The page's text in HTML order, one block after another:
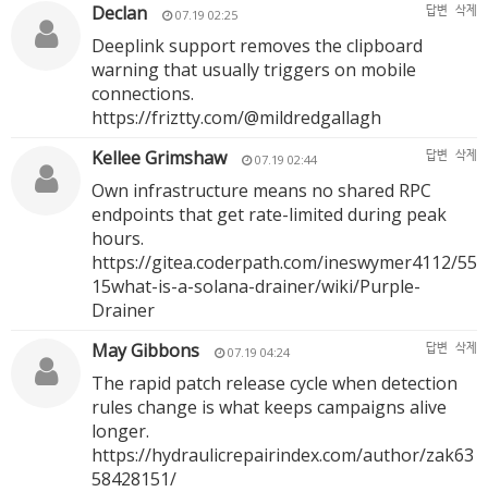
Declan
07.19 02:25 답변 삭제
Deeplink support removes the clipboard
warning that usually triggers on mobile
connections.
https://friztty.com/@mildredgallagh
Kellee Grimshaw
07.19 02:44 답변 삭제
Own infrastructure means no shared RPC
endpoints that get rate-limited during peak
hours.
https://gitea.coderpath.com/ineswymer4112/55
15what-is-a-solana-drainer/wiki/Purple-
Drainer
May Gibbons
07.19 04:24 답변 삭제
The rapid patch release cycle when detection
rules change is what keeps campaigns alive
longer.
https://hydraulicrepairindex.com/author/zak63
58428151/